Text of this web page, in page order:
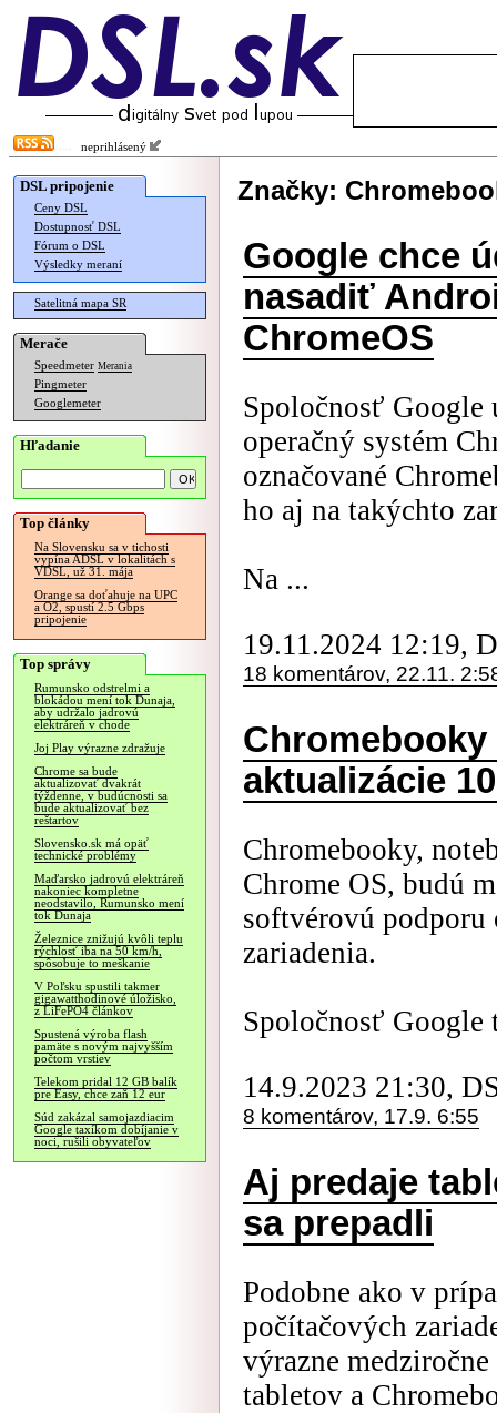
neprihlásený
DSL pripojenie
Ceny DSL
Dostupnosť DSL
Fórum o DSL
Výsledky meraní
Satelitná mapa SR
Merače
Speedmeter Merania
Pingmeter
Googlemeter
Hľadanie
Top články
Na Slovensku sa v tichosti
vypína ADSL v lokalitách s
VDSL, už 31. mája
Orange sa doťahuje na UPC
a O2, spustí 2.5 Gbps
pripojenie
Top správy
Rumunsko odstrelmi a
blokádou mení tok Dunaja,
aby udržalo jadrovú
elektráreň v chode
Joj Play výrazne zdražuje
Chrome sa bude
aktualizovať dvakrát
týždenne, v budúcnosti sa
bude aktualizovať bez
reštartov
Slovensko.sk má opäť
technické problémy
Maďarsko jadrovú elektráreň
nakoniec kompletne
neodstavilo, Rumunsko mení
tok Dunaja
Železnice znižujú kvôli teplu
rýchlosť iba na 50 km/h,
spôsobuje to meškanie
V Poľsku spustili takmer
gigawatthodinové úložisko,
z LiFePO4 článkov
Spustená výroba flash
pamäte s novým najvyšším
počtom vrstiev
Telekom pridal 12 GB balík
pre Easy, chce zaň 12 eur
Súd zakázal samojazdiacim
Google taxíkom dobíjanie v
noci, rušili obyvateľov
Značky:
Google chce
nasadiť
ChromeOS
Spoločnosť Google
operačný systém
označované
ho aj na takýchto
Na ...
19.11.2024 12:19,
18 komentárov, 22.11.
aktualizácie
Chromebooky,
Chrome OS, budú
softvérovú
zariadenia.
Spoločnosť Google
14.9.2023 21:30,
8 komentárov, 17.9. 6:55
Aj predaje
sa prepadli
Podobne ako v
počítačových
výrazne
tabletov a